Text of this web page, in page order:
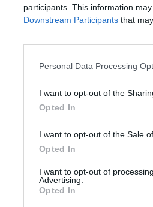
participants. This information
Downstream Participants that
Personal Data Processing
I want to opt-out of the
Opted In
I want to opt-out of the Sale
Opted In
I want to opt-out of
Advertising.
Opted In
Το Ford Ranger διατηρεί
της ασυμβίβαστης